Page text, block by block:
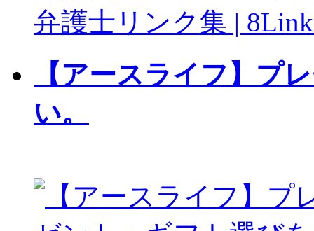
弁護士リンク集 |
【アースライフ】プ
い。